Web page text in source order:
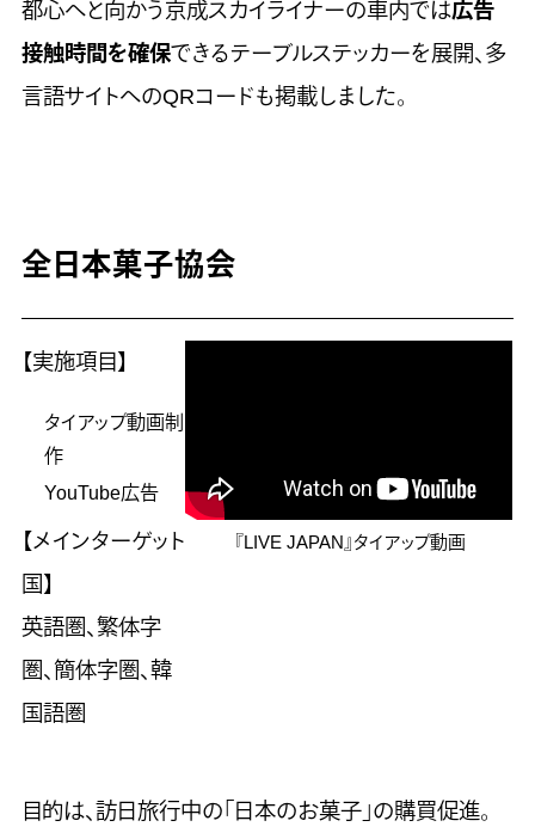
都心へと向かう京成スカイライナーの車内では広告
接触時間を確保できるテーブルステッカーを展開、多
言語サイトへのQRコードも掲載しました。
全日本菓子協会
【実施項目】
タイアップ動画制
作
YouTube広告
【メインターゲット
国】
英語圏、繁体字
圏、簡体字圏、韓
国語圏
『LIVE JAPAN』タイアップ動画
目的は、訪日旅行中の「日本のお菓子」の購買促進。